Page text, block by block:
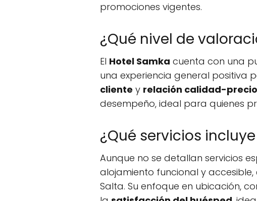
promociones vigentes.
¿Qué nivel de
El Hotel Samka cuenta con una
una experiencia general positiva
cliente y relación calidad-precio
desempeño, ideal para quienes
¿Qué servicios
Aunque no se detallan servicios
alojamiento funcional y
Salta. Su enfoque en ubicación,